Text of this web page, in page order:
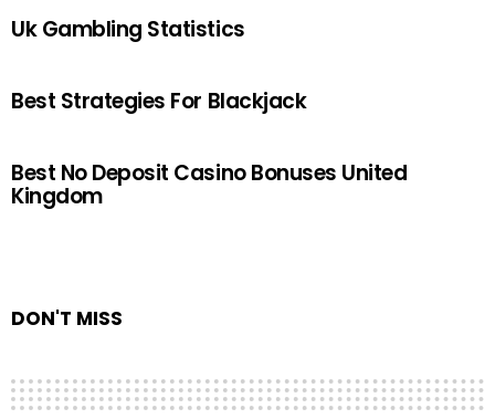
Uk Gambling Statistics
Best Strategies For Blackjack
Best No Deposit Casino Bonuses United
Kingdom
DON'T MISS